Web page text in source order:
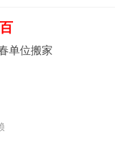
百
单位搬家